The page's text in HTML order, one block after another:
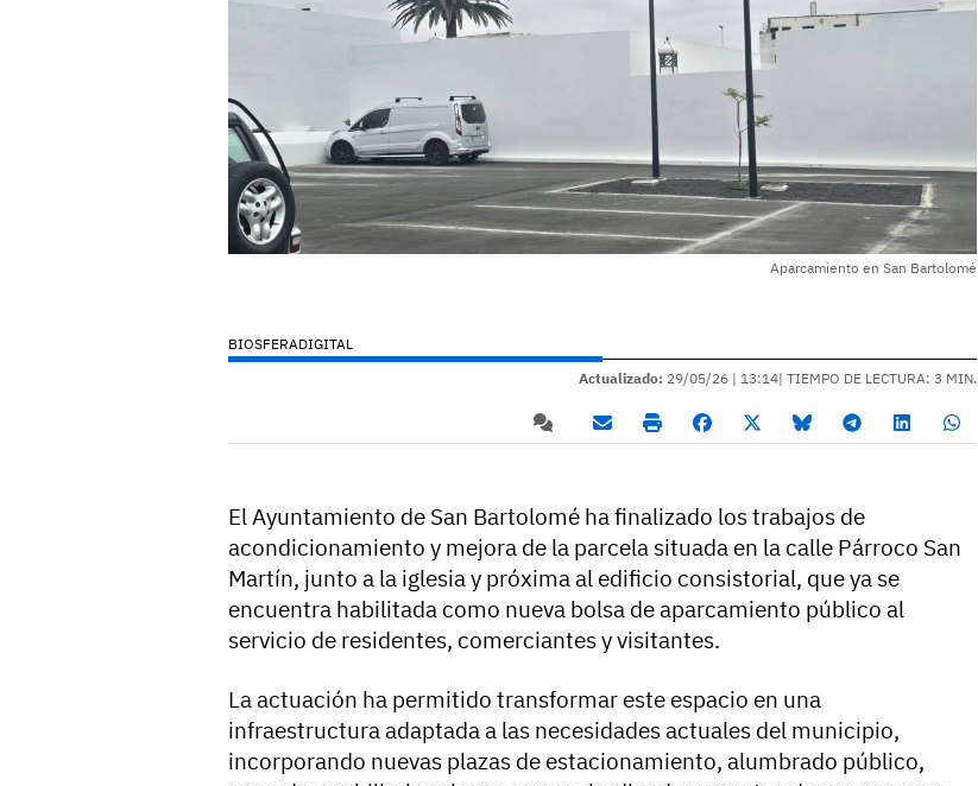
Aparcamiento en San Bartolomé
BIOSFERADIGITAL
Actualizado: 29/05/26 | 13:14| TIEMPO DE LECTURA: 3 MIN.
El Ayuntamiento de San Bartolomé ha finalizado los trabajos de
acondicionamiento y mejora de la parcela situada en la calle Párroco San
Martín, junto a la iglesia y próxima al edificio consistorial, que ya se
encuentra habilitada como nueva bolsa de aparcamiento público al
servicio de residentes, comerciantes y visitantes.
La actuación ha permitido transformar este espacio en una
infraestructura adaptada a las necesidades actuales del municipio,
incorporando nuevas plazas de estacionamiento, alumbrado público,